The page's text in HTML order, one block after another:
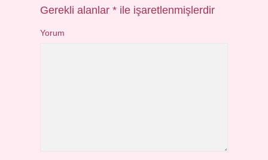
Gerekli alanlar* ile işaretlenmişlerdir
Yorum